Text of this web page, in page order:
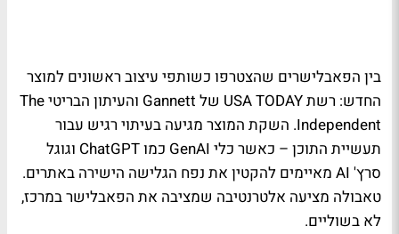
בין הפאבלישרים שהצטרפו כשותפי עיצוב ראשונים למוצר
החדש: רשת USA TODAY של Gannett והעיתון הבריטי The
Independent. השקת המוצר מגיעה בעיתוי רגיש עבור
תעשיית התוכן – כאשר כלי GenAI כמו ChatGPT וגוגל
סרץ' AI מאיימים להקטין את נפח הגלישה הישירה באתרים.
טאבולה מציעה אלטרנטיבה שמציבה את הפאבלישר במרכז,
לא בשוליים.